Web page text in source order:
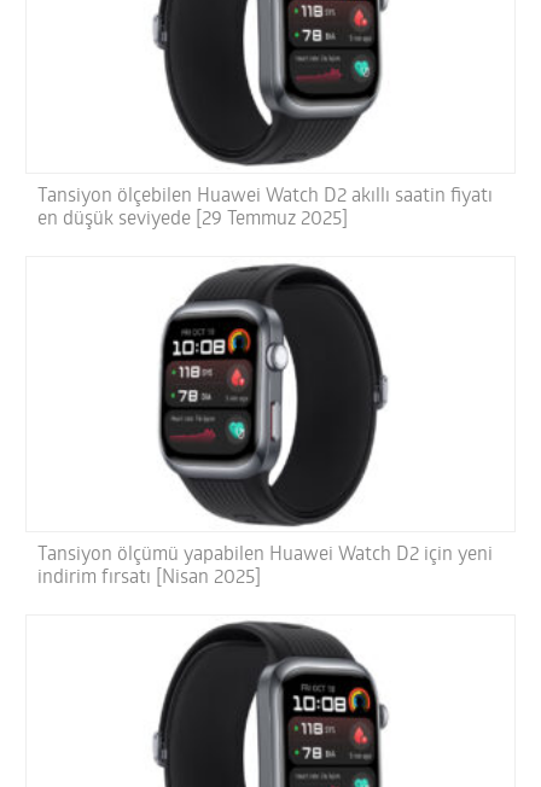
Tansiyon ölçebilen Huawei Watch D2 akıllı saatin fiyatı
en düşük seviyede [29 Temmuz 2025]
Tansiyon ölçümü yapabilen Huawei Watch D2 için yeni
indirim fırsatı [Nisan 2025]